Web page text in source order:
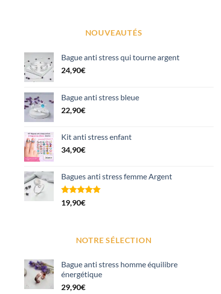
NOUVEAUTÉS
Bague anti stress qui tourne argent
24,90€
Bague anti stress bleue
22,90€
Kit anti stress enfant
34,90€
Bagues anti stress femme Argent
Noté5.00
sur 5 basé
1
19,90€
NOTRE SÉLECTION
Bague anti stress homme équilibre
énergétique
29,90€